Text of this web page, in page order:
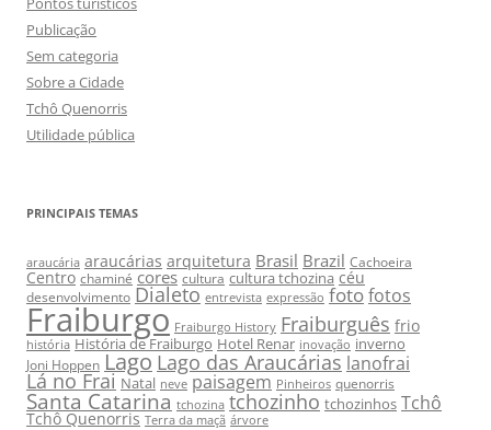
Publicação
Sem categoria
Sobre a Cidade
Tchô Quenorris
Utilidade pública
PRINCIPAIS TEMAS
araucária araucárias arquitetura Brasil Brazil Cachoeira
Centro chaminé cores cultura cultura tchozina céu
desenvolvimento Dialeto entrevista expressão fotofotos
Fraiburgo Fraiburgo History Fraiburguês frio
história História de Fraiburgo Hotel Renar inovação inverno
Joni Hoppen Lago Lago das Araucárias lanofrai
Lá no Frai Natal neve paisagem Pinheiros quenorris
Santa Catarina tchozina tchozinho tchozinhos Tchô
Tchô Quenorris Terra da maçã árvore